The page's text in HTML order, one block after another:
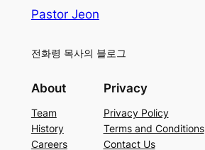
Pastor Jeon
전화령 목사의 블로그
About
Team
History
Careers
Privacy
Privacy Policy
Terms and Conditions
Contact Us